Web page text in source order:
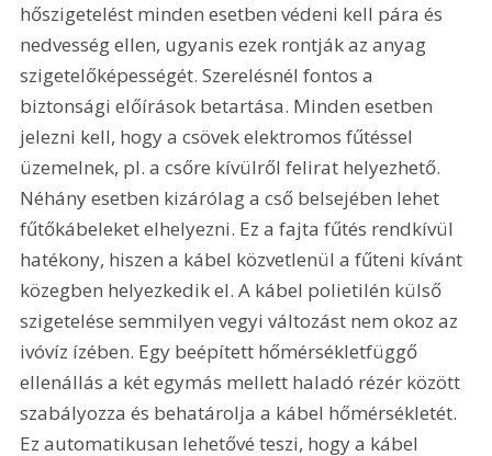
hőszigetelést minden esetben védeni kell pára és
nedvesség ellen, ugyanis ezek rontják az anyag
szigetelőképességét. Szerelésnél fontos a
biztonsági előírások betartása. Minden esetben
jelezni kell, hogy a csövek elektromos fűtéssel
üzemelnek, pl. a csőre kívülről felirat helyezhető.
Néhány esetben kizárólag a cső belsejében lehet
fűtőkábeleket elhelyezni. Ez a fajta fűtés rendkívül
hatékony, hiszen a kábel közvetlenül a fűteni kívánt
közegben helyezkedik el. A kábel polietilén külső
szigetelése semmilyen vegyi változást nem okoz az
ivóvíz ízében. Egy beépített hőmérsékletfüggő
ellenállás a két egymás mellett haladó rézér között
szabályozza és behatárolja a kábel hőmérsékletét.
Ez automatikusan lehetővé teszi, hogy a kábel